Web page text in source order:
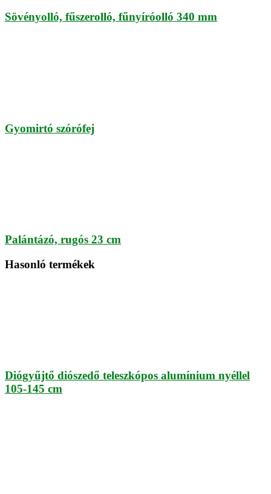
Sövényolló, fűszerolló, fűnyíróolló 340 mm
Gyomirtó szórófej
Palántázó, rugós 23 cm
Hasonló termékek
Diógyűjtő diószedő teleszkópos alumínium nyéllel
105-145 cm